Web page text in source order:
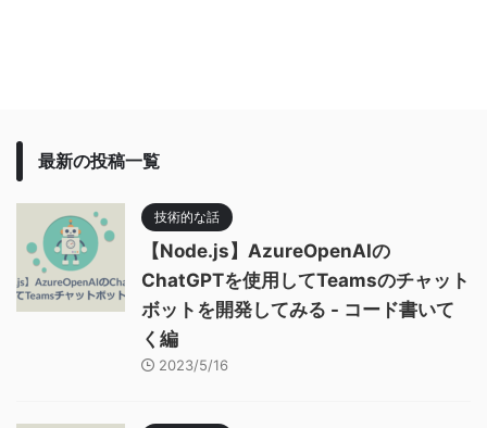
最新の投稿一覧
技術的な話
【Node.js】AzureOpenAIの
ChatGPTを使用してTeamsのチャット
ボットを開発してみる - コード書いて
く編
2023/5/16